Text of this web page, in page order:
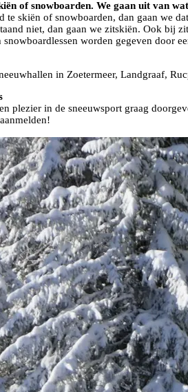
of snowboarden. We gaan uit van
te skiën of snowboarden, dan gaan we
niet, dan gaan we zitskiën. Ook bij
worden gegeven door
in Zoetermeer, Landgraaf,
plezier in de sneeuwsport graag